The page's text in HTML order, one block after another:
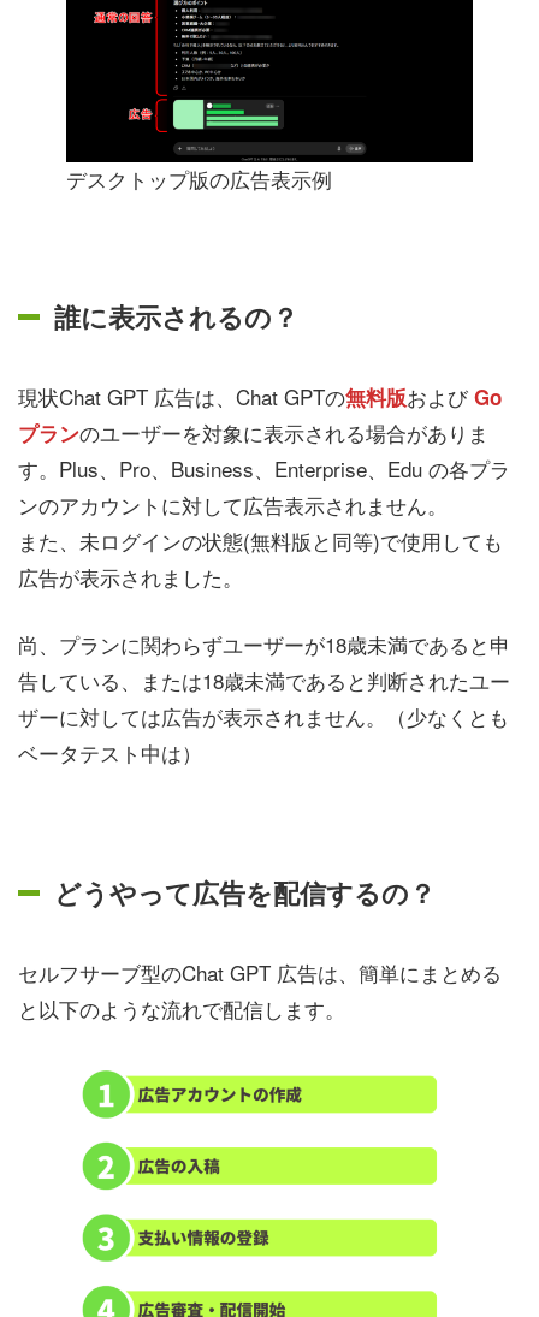
デスクトップ版の広告表示例
誰に表示されるの？
現状Chat GPT 広告は、Chat GPTの無料版および Go
プランのユーザーを対象に表示される場合がありま
す。Plus、Pro、Business、Enterprise、Edu の各プラ
ンのアカウントに対して広告表示されません。
また、未ログインの状態(無料版と同等)で使用しても
広告が表示されました。
尚、プランに関わらずユーザーが18歳未満であると申
告している、または18歳未満であると判断されたユー
ザーに対しては広告が表示されません。（少なくとも
ベータテスト中は）
どうやって広告を配信するの？
セルフサーブ型のChat GPT 広告は、簡単にまとめる
と以下のような流れで配信します。